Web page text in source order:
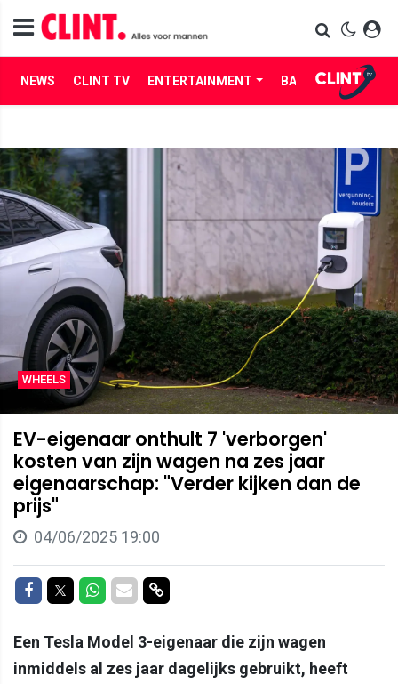
NEWS CLINT TV ENTERTAINMENT BABES LIFE
WHEELS
EV-eigenaar onthult 7 'verborgen'
kosten van zijn wagen na zes jaar
eigenaarschap: "Verder kijken dan de
prijs"
04/06/2025 19:00
Delen op Facebook
Delen op Twitter
Delen op Whatsapp
Delen via Mail
Delen via link
Een Tesla Model 3-eigenaar die zijn wagen
inmiddels al zes jaar dagelijks gebruikt, heeft